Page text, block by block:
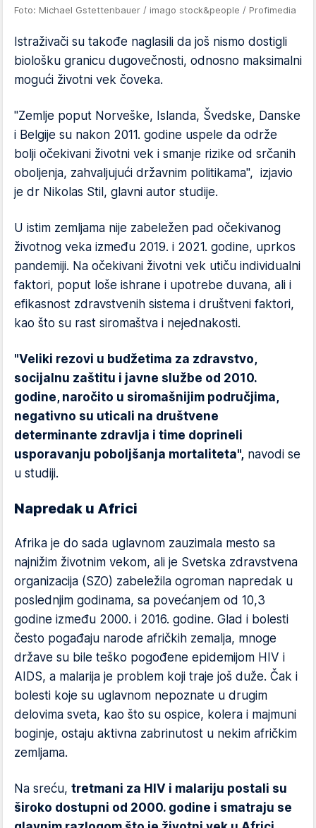
Foto: Michael Gstettenbauer / imago stock&people / Profimedia
Istraživači su takođe naglasili da još nismo dostigli
biološku granicu dugovečnosti, odnosno maksimalni
mogući životni vek čoveka.
"Zemlje poput Norveške, Islanda, Švedske, Danske
i Belgije su nakon 2011. godine uspele da održe
bolji očekivani životni vek i smanje rizike od srčanih
oboljenja, zahvaljujući državnim politikama", izjavio
je dr Nikolas Stil, glavni autor studije.
U istim zemljama nije zabeležen pad očekivanog
životnog veka između 2019. i 2021. godine, uprkos
pandemiji. Na očekivani životni vek utiču individualni
faktori, poput loše ishrane i upotrebe duvana, ali i
efikasnost zdravstvenih sistema i društveni faktori,
kao što su rast siromaštva i nejednakosti.
"Veliki rezovi u budžetima za zdravstvo,
socijalnu zaštitu i javne službe od 2010.
godine, naročito u siromašnijim područjima,
negativno su uticali na društvene
determinante zdravlja i time doprineli
usporavanju poboljšanja mortaliteta", navodi se
u studiji.
Napredak u Africi
Afrika je do sada uglavnom zauzimala mesto sa
najnižim životnim vekom, ali je Svetska zdravstvena
organizacija (SZO) zabeležila ogroman napredak u
poslednjim godinama, sa povećanjem od 10,3
godine između 2000. i 2016. godine. Glad i bolesti
često pogađaju narode afričkih zemalja, mnoge
države su bile teško pogođene epidemijom HIV i
AIDS, a malarija je problem koji traje još duže. Čak i
bolesti koje su uglavnom nepoznate u drugim
delovima sveta, kao što su ospice, kolera i majmuni
boginje, ostaju aktivna zabrinutost u nekim afričkim
zemljama.
Na sreću, tretmani za HIV i malariju postali su
široko dostupni od 2000. godine i smatraju se